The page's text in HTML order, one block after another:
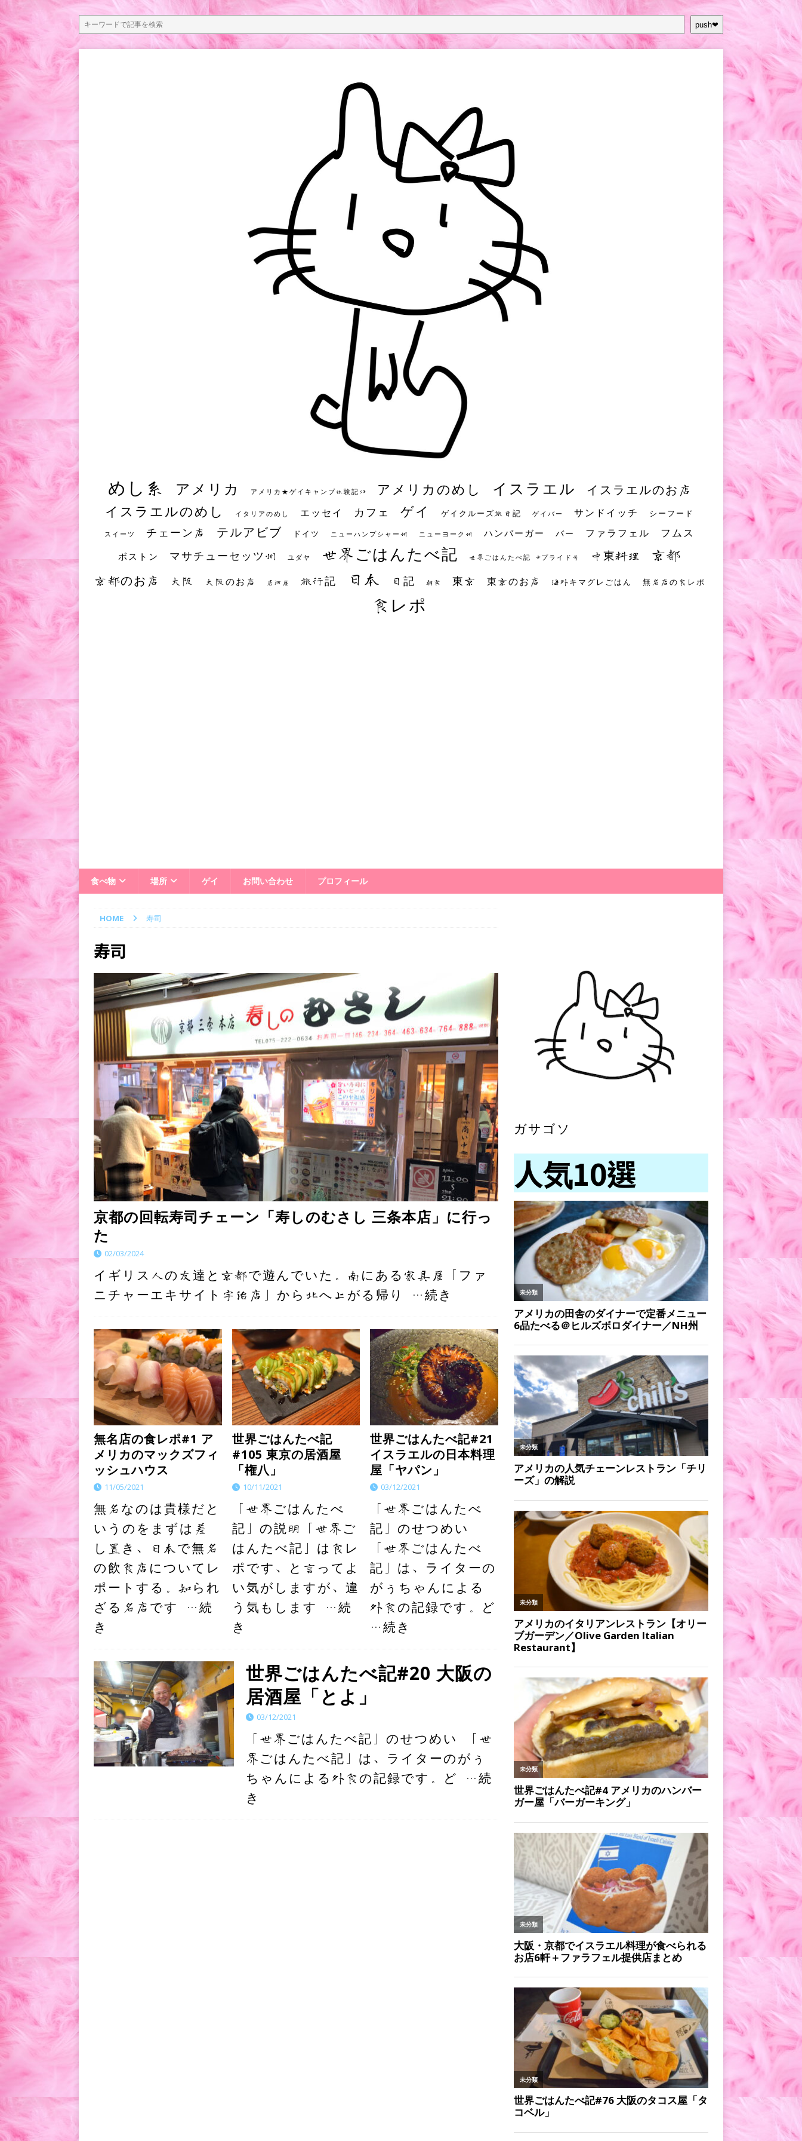
push❤︎
めし系 アメリカ アメリカ★ゲイキャンプ体験記S3 アメリカのめし イスラエル イスラエルのお店
イスラエルのめし イタリアのめし エッセイ カフェ ゲイ ゲイクルーズ旅日記 ゲイバー サンドイッチ シーフード
スイーツ チェーン店 テルアビブ ドイツ ニューハンプシャー州 ニューヨーク州 ハンバーガー バー ファラフェル フムス
ボストン マサチューセッツ州 ユダヤ 世界ごはんたべ記 世界ごはんたべ記 #プライド号 中東料理 京都
京都のお店 大阪 大阪のお店 居酒屋 旅行記 日本 日記 朝食 東京 東京のお店 海外キマグレごはん 無名店の食レポ
食レポ
食べ物 場所 ゲイ お問い合わせ プロフィール
HOME 寿司
寿司
京都の回転寿司チェーン「寿しのむさし 三条本店」に行っ
た
02/03/2024
イギリス人の友達と京都で遊んでいた。南にある家具屋「ファ
ニチャーエキサイト宇治店」から北へ上がる帰り
…続き
無名店の食レポ#1 ア
メリカのマックズフィ
ッシュハウス
11/05/2021
無名なのは貴様だと
いうのをまずは差
し置き、日本で無名
の飲食店についてレ
ポートする。知られ
ざる名店です
…続
き
世界ごはんたべ記
#105 東京の居酒屋
「権八」
10/11/2021
「世界ごはんたべ
記」の説明「世界ご
はんたべ記」は食レ
ポです、と言ってよ
い気がしますが、違
う気もします
…続
き
世界ごはんたべ記#21
イスラエルの日本料理
屋「ヤパン」
03/12/2021
「世界ごはんたべ
記」のせつめい
「世界ごはんたべ
記」は、ライターの
がぅちゃんによる
外食の記録です。ど
…続き
世界ごはんたべ記#20 大阪の
居酒屋「とよ」
03/12/2021
「世界ごはんたべ記」のせつめい 「世
界ごはんたべ記」は、ライターのがぅ
ちゃんによる外食の記録です。ど
…続
き
ガサゴソ
人気10選